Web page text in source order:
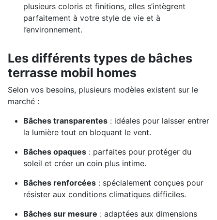
plusieurs coloris et finitions, elles s’intègrent
parfaitement à votre style de vie et à
l’environnement.
Les différents types de bâches
terrasse mobil homes
Selon vos besoins, plusieurs modèles existent sur le
marché :
Bâches transparentes : idéales pour laisser entrer
la lumière tout en bloquant le vent.
Bâches opaques : parfaites pour protéger du
soleil et créer un coin plus intime.
Bâches renforcées : spécialement conçues pour
résister aux conditions climatiques difficiles.
Bâches sur mesure : adaptées aux dimensions